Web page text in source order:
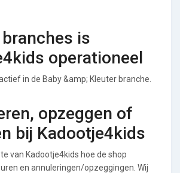
is
operationeel
in de Baby &amp; Kleuter branche.
opzeggen of
bij Kadootje4kids
van Kadootje4kids hoe de shop
en annuleringen/opzeggingen. Wij